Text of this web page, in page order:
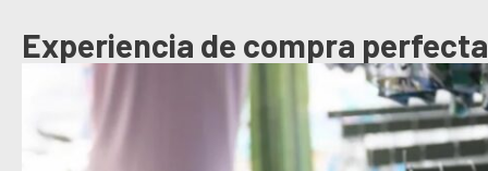
Experiencia de compra perfecta